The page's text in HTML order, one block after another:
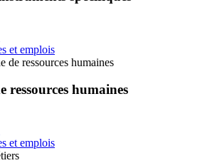
et emplois
de ressources humaines
ressources humaines
et emplois